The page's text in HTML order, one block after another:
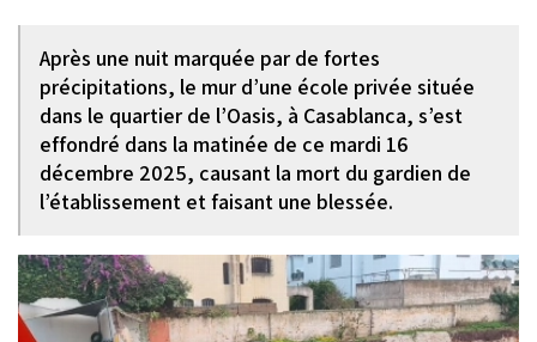
Après une nuit marquée par de fortes
précipitations, le mur d’une école privée située
dans le quartier de l’Oasis, à Casablanca, s’est
effondré dans la matinée de ce mardi 16
décembre 2025, causant la mort du gardien de
l’établissement et faisant une blessée.